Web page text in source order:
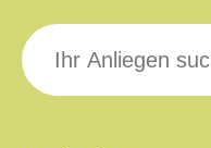
Suche
nach: